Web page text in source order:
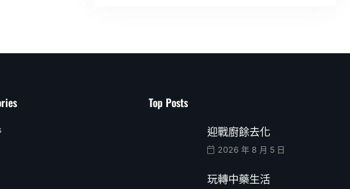
Top Posts
迎戰廚餘去化
2026 年 8 月 5 日
玩轉中藥生活